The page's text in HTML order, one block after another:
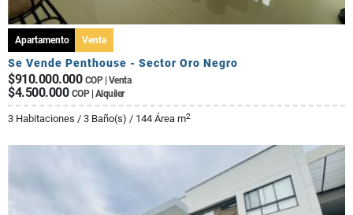
Apartamento Venta
Se Vende Penthouse - Sector Oro Negro
$910.000.000 COP | Venta
$4.500.000 COP | Alquiler
3 Habitaciones / 3 Baño(s) / 144 Área m2